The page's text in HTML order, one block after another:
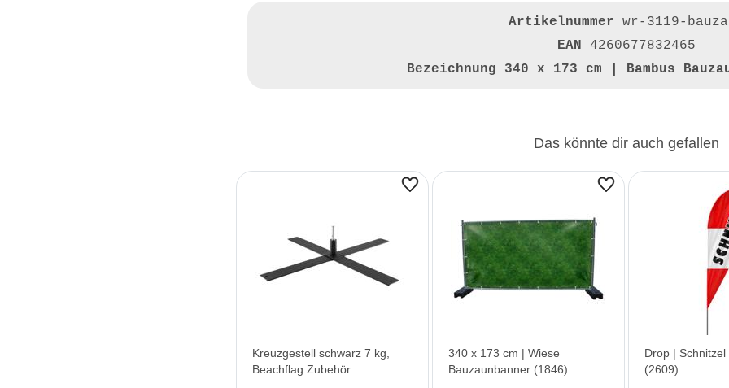
Artikelnummer wr-3119-
EAN 4260677832465
Bezeichnung 340 x 173 cm | Bambus
Das könnte dir auch gefallen
Kreuzgestell schwarz 7 kg,
Beachflag Zubehör
340 x 173 cm | Wiese
Bauzaunbanner (1846)
Drop |
(2609)